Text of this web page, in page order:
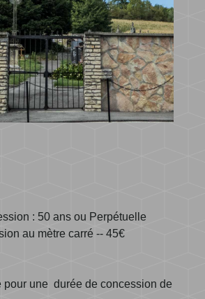
: 50 ans ou Perpétuelle
au mètre carré -- 45€
pour une durée de concession de